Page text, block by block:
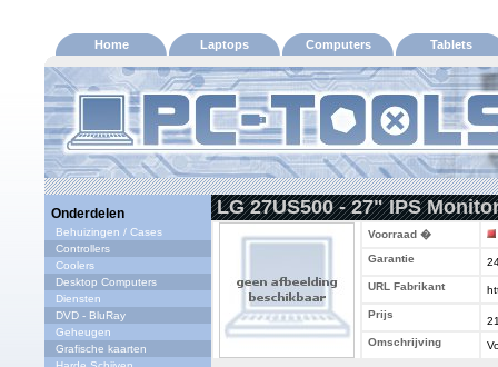
Home Laptops Computers Tablets
Onderdelen
Behuizingen / Cases
Controllers
Coolers
Desktop Computers
Diensten
DVD - BluRay
Geheugen
Grafische kaarten
LG 27US500 - 27" IPS
Voorraad �
Garantie
URL Fabrikant
Prijs
Omschrijving